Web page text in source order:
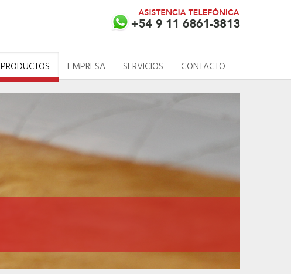
PRODUCTOS EMPRESA SERVICIOS CONTACTO